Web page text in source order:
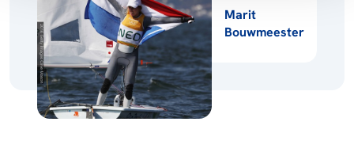
Marit
Bouwmeester